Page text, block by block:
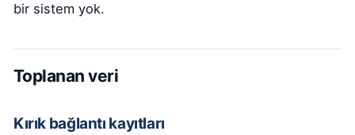
bir sistem yok.
Toplanan veri
Kırık bağlantı kayıtları